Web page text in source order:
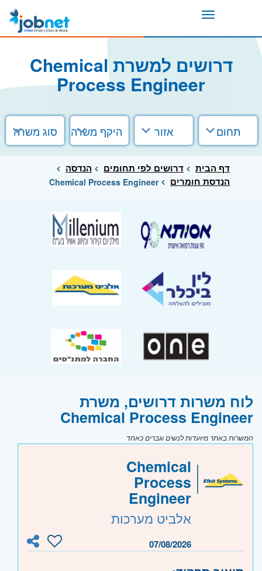
Toggle
דרושים למשרת Chemical
Process Engineer
תחום אזור היקף משרה סוג משרה
דף הבית דרושים לפי תחומים
הנדסה
הנדסת חומרים
Chemical Process Engineer
לוח משרות דרושים, משרת
Chemical Process Engineer
המשרות באתר מיועדות לנשים וגברים כאחד
Chemical
Process
Engineer
אלביט מערכות
07/08/2026